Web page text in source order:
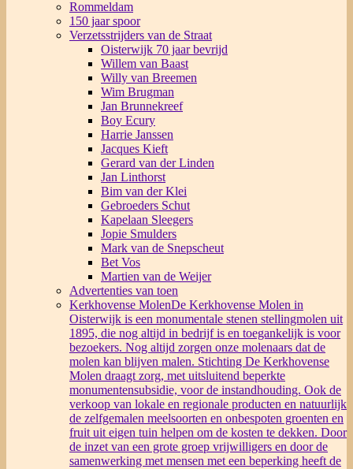
Rommeldam
150 jaar spoor
Verzetsstrijders van de Straat
Oisterwijk 70 jaar bevrijd
Willem van Baast
Willy van Breemen
Wim Brugman
Jan Brunnekreef
Boy Ecury
Harrie Janssen
Jacques Kieft
Gerard van der Linden
Jan Linthorst
Bim van der Klei
Gebroeders Schut
Kapelaan Sleegers
Jopie Smulders
Mark van de Snepscheut
Bet Vos
Martien van de Weijer
Advertenties van toen
Kerkhovense MolenDe Kerkhovense Molen in
Oisterwijk is een monumentale stenen stellingmolen uit
1895, die nog altijd in bedrijf is en toegankelijk is voor
bezoekers. Nog altijd zorgen onze molenaars dat de
molen kan blijven malen. Stichting De Kerkhovense
Molen draagt zorg, met uitsluitend beperkte
monumentensubsidie, voor de instandhouding. Ook de
verkoop van lokale en regionale producten en natuurlijk
de zelfgemalen meelsoorten en onbespoten groenten en
fruit uit eigen tuin helpen om de kosten te dekken. Door
de inzet van een grote groep vrijwilligers en door de
samenwerking met mensen met een beperking heeft de